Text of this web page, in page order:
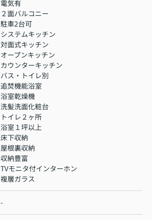
電気有
２面バルコニー
駐車2台可
システムキッチン
対面式キッチン
オープンキッチン
カウンターキッチン
バス・トイレ別
追焚機能浴室
浴室乾燥機
洗髪洗面化粧台
トイレ２ヶ所
浴室１坪以上
床下収納
屋根裏収納
収納豊富
TVモニタ付インターホン
複層ガラス
-